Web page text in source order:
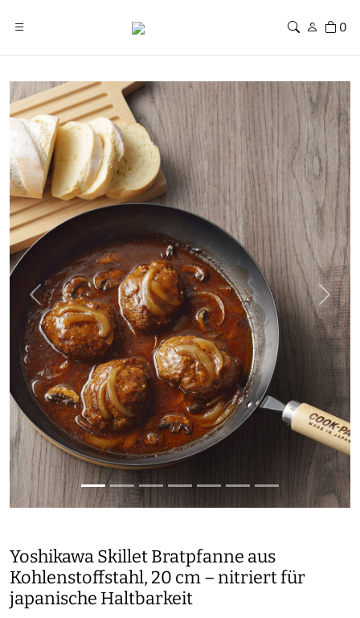
0
Previous Next
Yoshikawa Skillet Bratpfanne aus
Kohlenstoffstahl, 20 cm – nitriert für
japanische Haltbarkeit